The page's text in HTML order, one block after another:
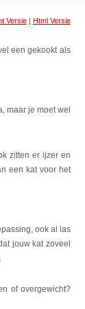
Versie| Html Versie
een gekookt als
maar je moet wel
zitten er ijzer en
een kat voor het
ook al las
jouw kat zoveel
of overgewicht?